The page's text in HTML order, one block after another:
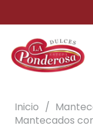
Inicio /
Mantecados